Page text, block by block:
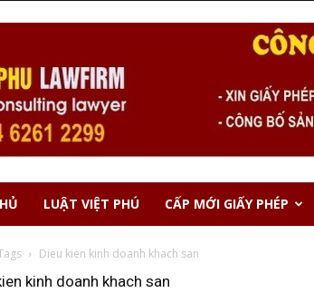
LUẬT VIỆT PHÚ CẤP MỚI GIẤY PHÉP
Dieu kien kinh doanh khach san
kinh doanh khach san